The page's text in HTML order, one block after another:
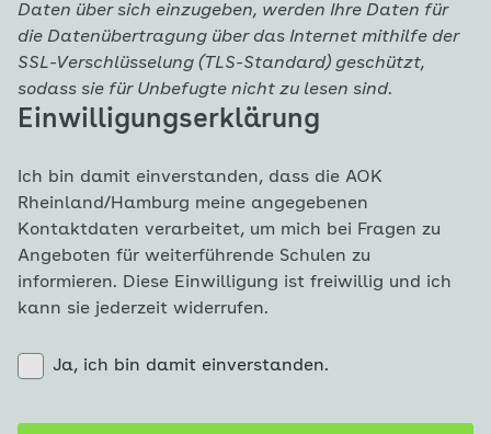
Daten über sich einzugeben, werden Ihre Daten für
die Datenübertragung über das Internet mithilfe der
SSL-Verschlüsselung (TLS-Standard) geschützt,
sodass sie für Unbefugte nicht zu lesen sind.
Einwilligungserklärung
Ich bin damit einverstanden, dass die AOK
Rheinland/Hamburg meine angegebenen
Kontaktdaten verarbeitet, um mich bei Fragen zu
Angeboten für weiterführende Schulen zu
informieren. Diese Einwilligung ist freiwillig und ich
kann sie jederzeit widerrufen.
Ja, ich bin damit einverstanden.